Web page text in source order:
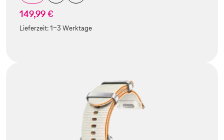
149,99 €
Lieferzeit:1-3 Werktage